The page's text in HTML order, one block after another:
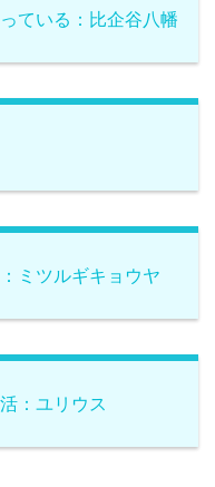
ている：比企谷八幡
ミツルギキョウヤ
：ユリウス